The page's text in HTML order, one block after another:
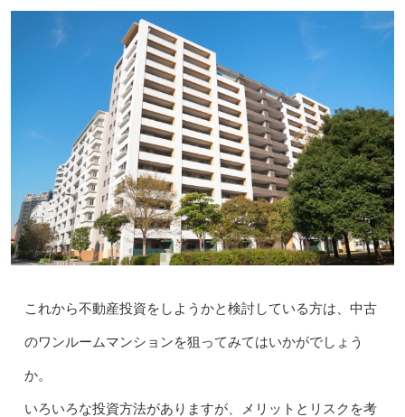
これから不動産投資をしようかと検討している方は、中古
のワンルームマンションを狙ってみてはいかがでしょう
か。
いろいろな投資方法がありますが、メリットとリスクを考